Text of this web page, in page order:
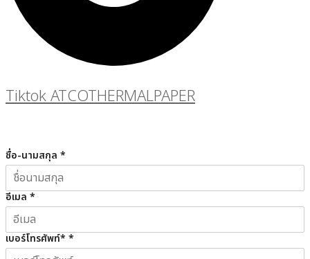
Tiktok ATCOTHERMALPAPER
ชื่อ-นามสกุล *
อีเมล *
เบอร์โทรศัพท์* *